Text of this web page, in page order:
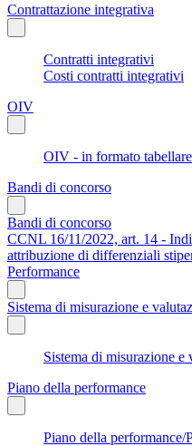
Contrattazione integrativa
Contratti integrativi
Costi contratti integrativi
OIV
OIV - in formato tabellare
Bandi di concorso
Bandi di concorso
CCNL 16/11/2022, art. 14 -
attribuzione di differenziali
Performance
Sistema di misurazione e
Sistema di misurazione e
Piano della performance
Piano della performance/